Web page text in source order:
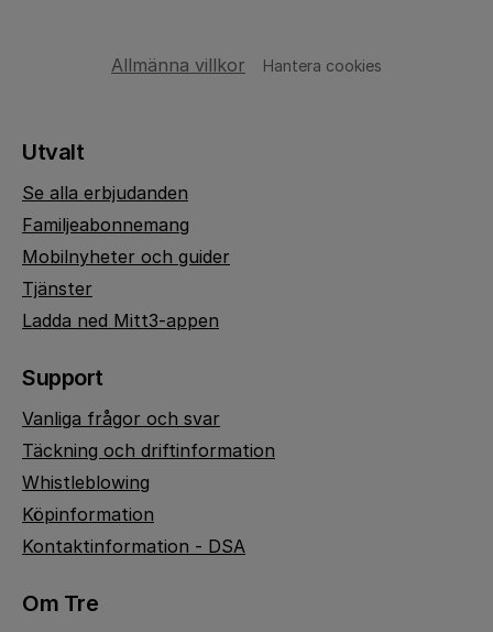
Allmänna villkor Hantera cookies
Utvalt
Se alla erbjudanden
Familjeabonnemang
Mobilnyheter och guider
Tjänster
Ladda ned Mitt3-appen
Support
Vanliga frågor och svar
Täckning och driftinformation
Whistleblowing
Köpinformation
Kontaktinformation - DSA
Om Tre